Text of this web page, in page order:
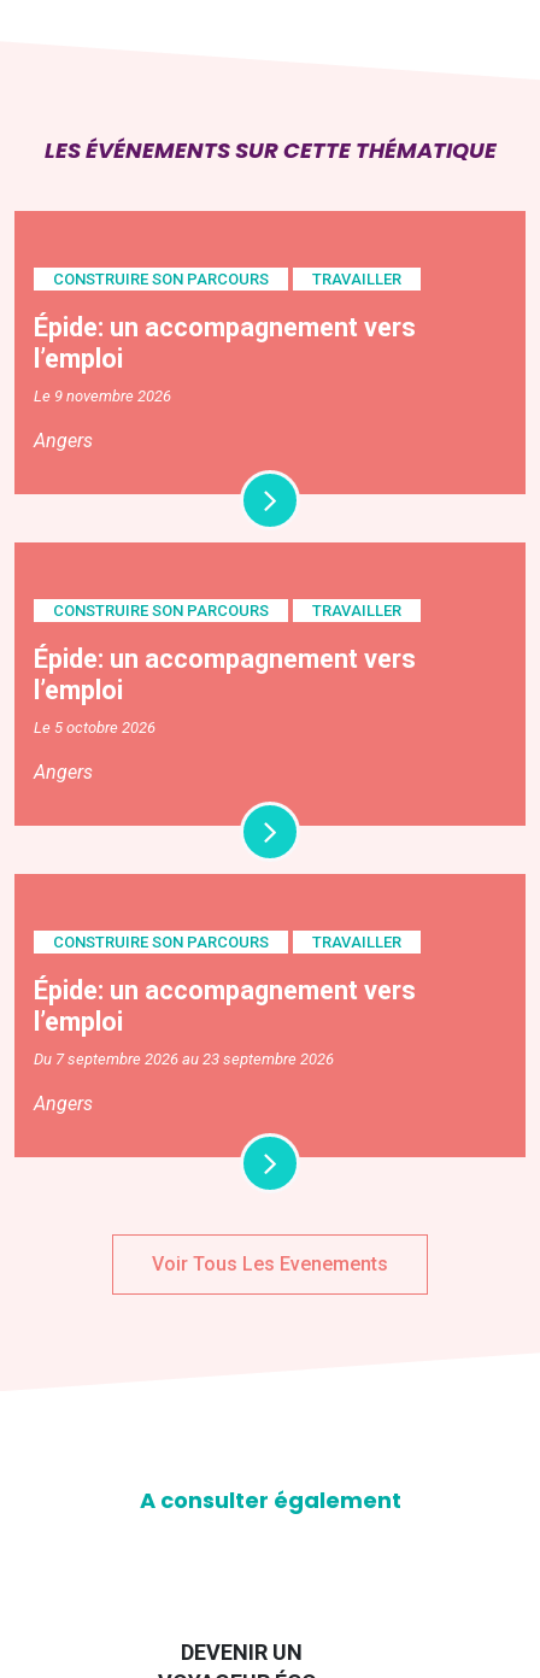
LES ÉVÉNEMENTS SUR CETTE THÉMATIQUE
CONSTRUIRE SON PARCOURS TRAVAILLER
Épide: un accompagnement vers
l’emploi
Le 9 novembre 2026
Angers
CONSTRUIRE SON PARCOURS TRAVAILLER
Épide: un accompagnement vers
l’emploi
Le 5 octobre 2026
Angers
CONSTRUIRE SON PARCOURS TRAVAILLER
Épide: un accompagnement vers
l’emploi
Du 7 septembre 2026 au 23 septembre 2026
Angers
Voir Tous Les Evenements
A consulter également
DEVENIR UN